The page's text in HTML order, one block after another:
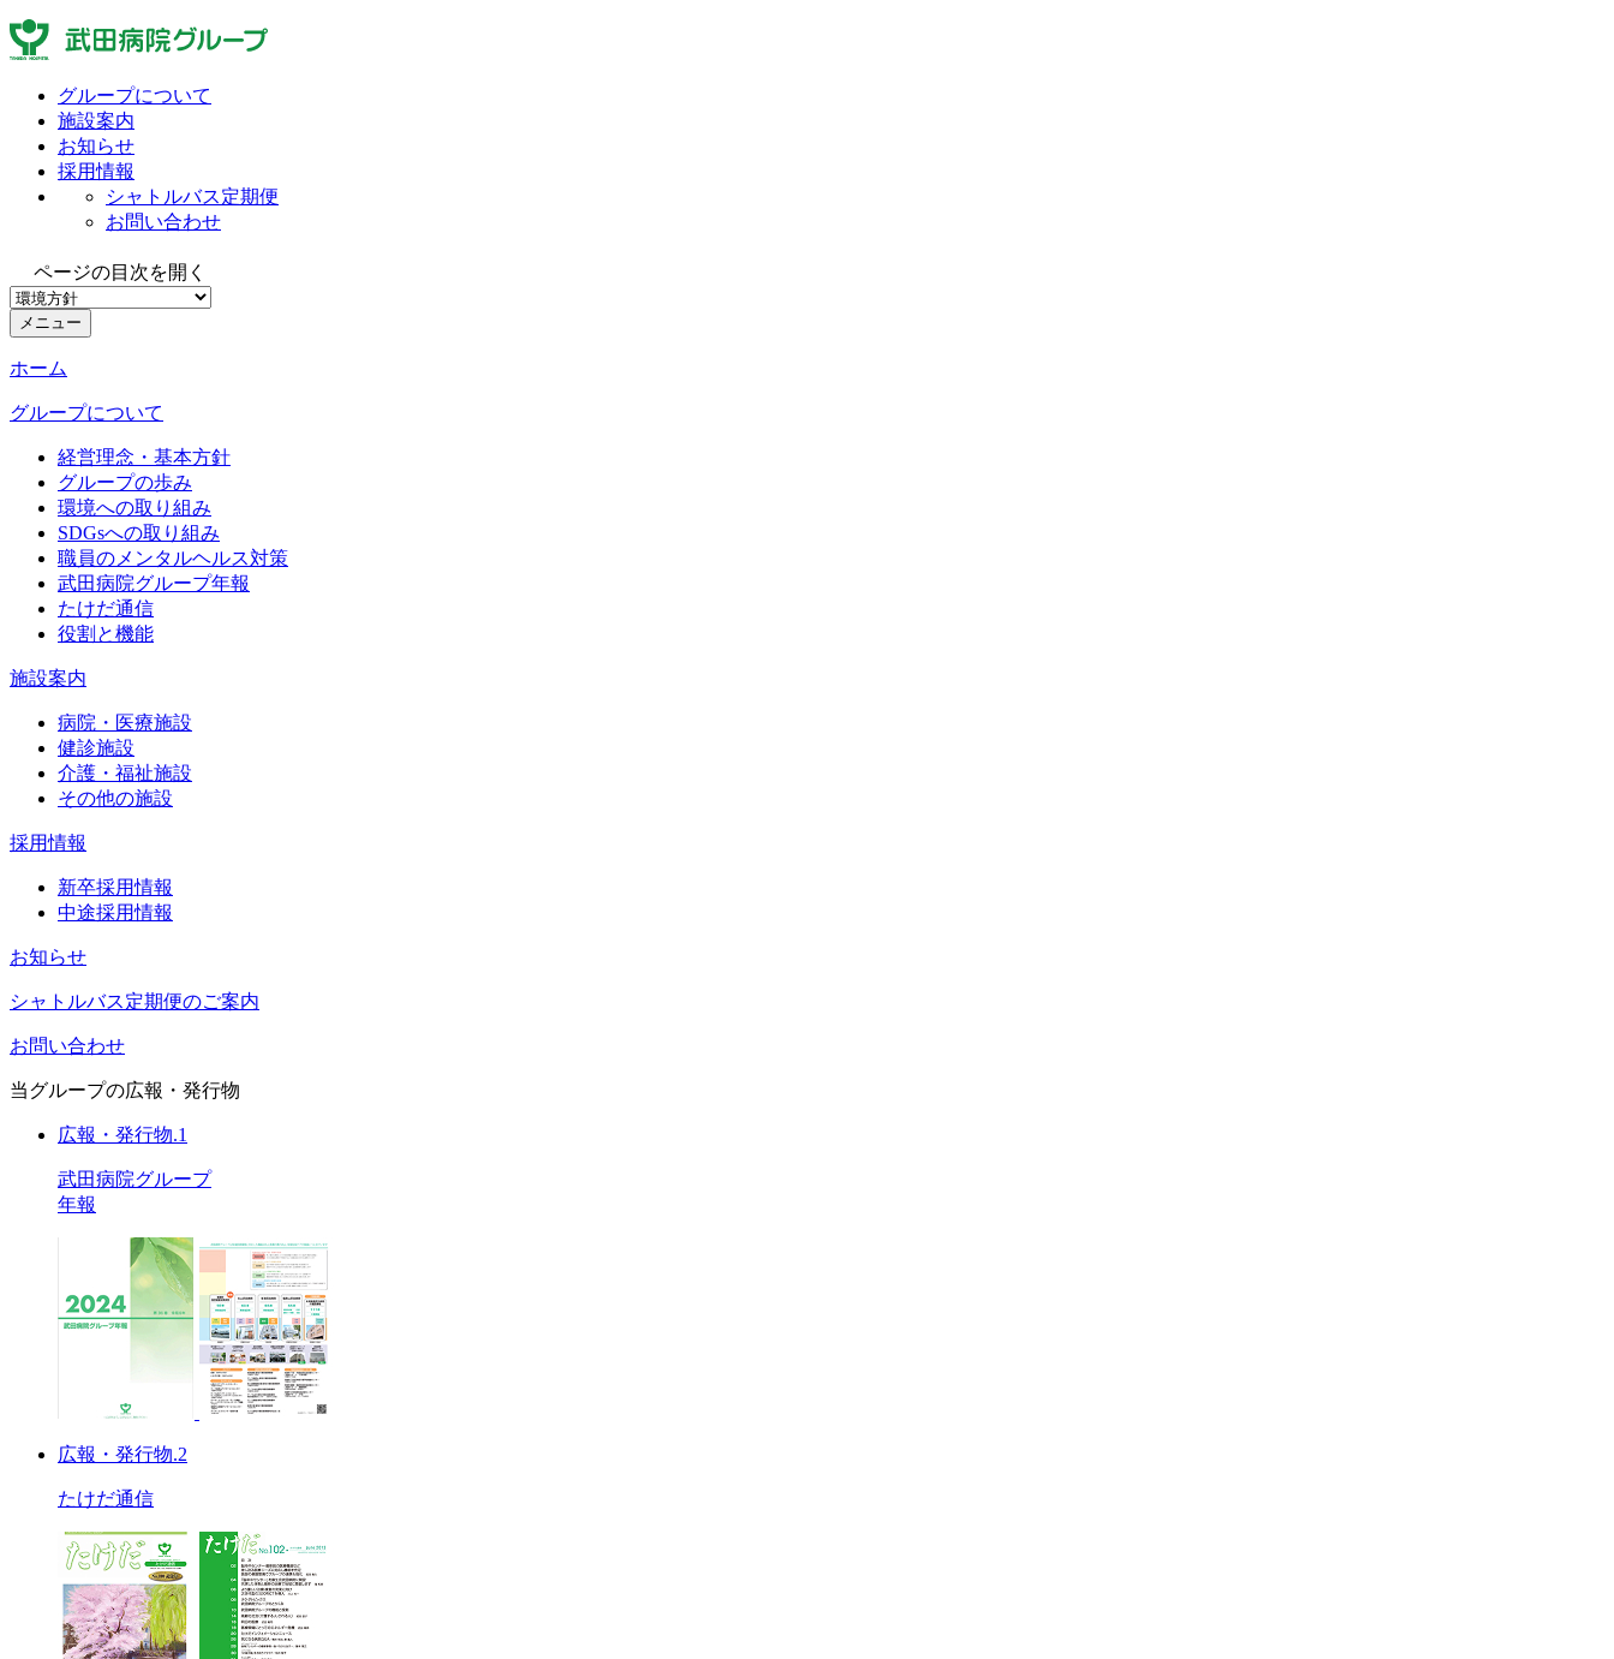
グループについて
施設案内
お知らせ
採用情報
シャトルバス定期便
お問い合わせ
ページの目次を開く
メニュー
ホーム
グループについて
経営理念・基本方針
グループの歩み
環境への取り組み
SDGsへの取り組み
職員のメンタルヘルス対策
武田病院グループ年報
たけだ通信
役割と機能
施設案内
病院・医療施設
健診施設
介護・福祉施設
その他の施設
採用情報
新卒採用情報
中途採用情報
お知らせ
シャトルバス定期便のご案内
お問い合わせ
当グループの広報・発行物
広報・発行物.1
武田病院グループ
年報
広報・発行物.2
たけだ通信